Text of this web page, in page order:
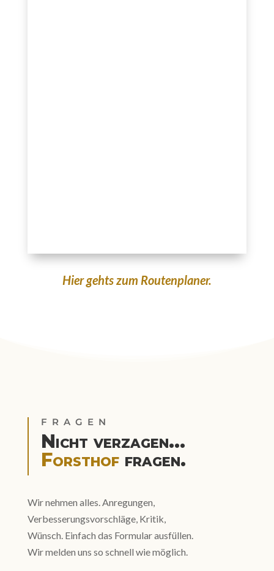
Hier gehts zum Routenplaner.
FRAGEN
Nicht verzagen...
Forsthoffragen.
Wir nehmen alles. Anregungen,
Verbesserungsvorschläge, Kritik,
Wünsch. Einfach das Formular ausfüllen.
Wir melden uns so schnell wie möglich.